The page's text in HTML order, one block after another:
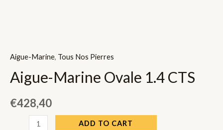
Aigue-Marine, Tous Nos Pierres
Aigue-Marine Ovale 1.4 CTS
€428,40
ADD TO CART